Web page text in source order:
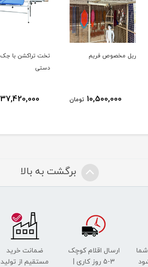
ریل مخصوص فریم
10,500,000 تومان
تخت تراکشن با جک
دستی
37,420,000
برگشت به بالا
شما
ارسال اقلام کوچک
3-5 روز کاری |
ضمانت خرید
مستقیم از تولید